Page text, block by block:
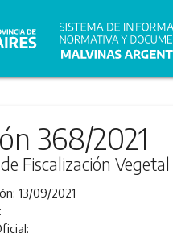
368/2021
Fiscalización
13/09/2021